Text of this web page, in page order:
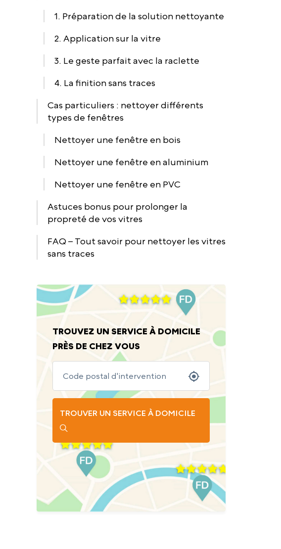
1. Préparation de la solution nettoyante
2. Application sur la vitre
3. Le geste parfait avec la raclette
4. La finition sans traces
Cas particuliers : nettoyer différents
types de fenêtres
Nettoyer une fenêtre en bois
Nettoyer une fenêtre en aluminium
Nettoyer une fenêtre en PVC
Astuces bonus pour prolonger la
propreté de vos vitres
FAQ – Tout savoir pour nettoyer les vitres
sans traces
TROUVEZ UN SERVICE À DOMICILE
PRÈS DE CHEZ VOUS
TROUVER UN SERVICE À DOMICILE